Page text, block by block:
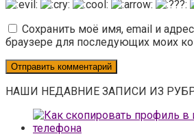
Сохранить моё имя, email и
браузере для последующих моих
НАШИ НЕДАВНИЕ ЗАПИСИ ИЗ